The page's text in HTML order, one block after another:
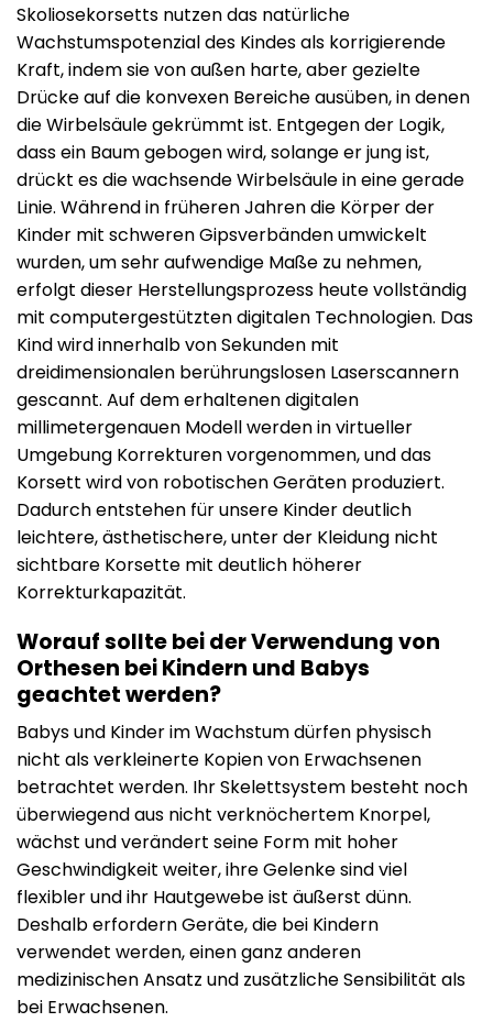
Skoliosekorsetts nutzen das natürliche
Wachstumspotenzial des Kindes als korrigierende
Kraft, indem sie von außen harte, aber gezielte
Drücke auf die konvexen Bereiche ausüben, in denen
die Wirbelsäule gekrümmt ist. Entgegen der Logik,
dass ein Baum gebogen wird, solange er jung ist,
drückt es die wachsende Wirbelsäule in eine gerade
Linie. Während in früheren Jahren die Körper der
Kinder mit schweren Gipsverbänden umwickelt
wurden, um sehr aufwendige Maße zu nehmen,
erfolgt dieser Herstellungsprozess heute vollständig
mit computergestützten digitalen Technologien. Das
Kind wird innerhalb von Sekunden mit
dreidimensionalen berührungslosen Laserscannern
gescannt. Auf dem erhaltenen digitalen
millimetergenauen Modell werden in virtueller
Umgebung Korrekturen vorgenommen, und das
Korsett wird von robotischen Geräten produziert.
Dadurch entstehen für unsere Kinder deutlich
leichtere, ästhetischere, unter der Kleidung nicht
sichtbare Korsette mit deutlich höherer
Korrekturkapazität.
Worauf sollte bei der Verwendung von
Orthesen bei Kindern und Babys
geachtet werden?
Babys und Kinder im Wachstum dürfen physisch
nicht als verkleinerte Kopien von Erwachsenen
betrachtet werden. Ihr Skelettsystem besteht noch
überwiegend aus nicht verknöchertem Knorpel,
wächst und verändert seine Form mit hoher
Geschwindigkeit weiter, ihre Gelenke sind viel
flexibler und ihr Hautgewebe ist äußerst dünn.
Deshalb erfordern Geräte, die bei Kindern
verwendet werden, einen ganz anderen
medizinischen Ansatz und zusätzliche Sensibilität als
bei Erwachsenen.